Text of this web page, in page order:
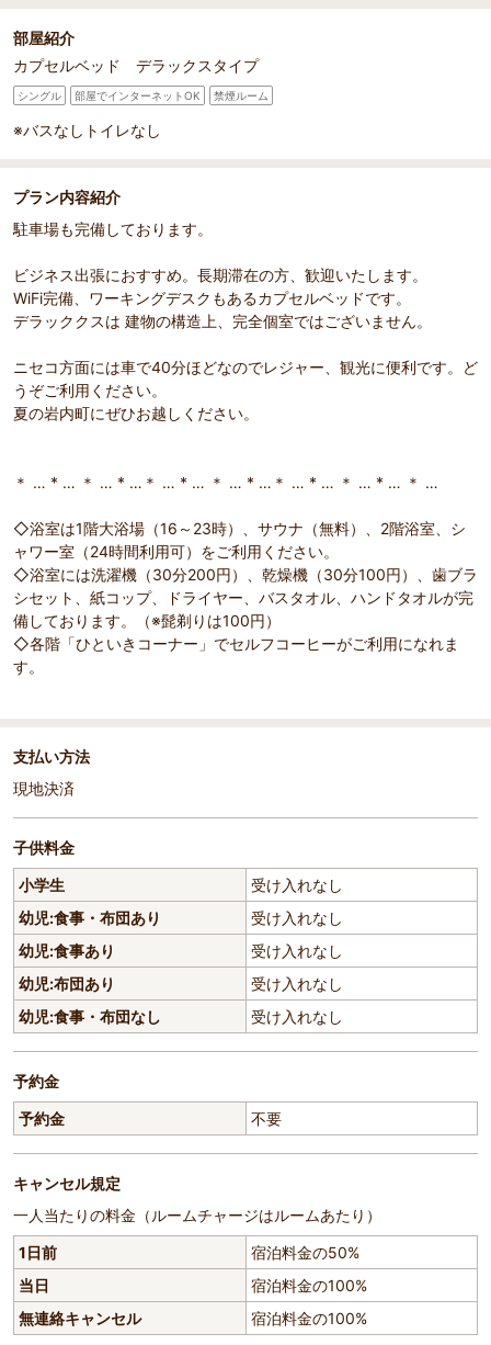
部屋紹介
カプセルベッド デラックスタイプ
シングル 部屋でインターネットOK 禁煙ルーム
※バスなしトイレなし
プラン内容紹介
駐車場も完備しております。
ビジネス出張におすすめ。長期滞在の方、歓迎いたします。
WiFi完備、ワーキングデスクもあるカプセルベッドです。
デラッククスは 建物の構造上、完全個室ではございません。
ニセコ方面には車で40分ほどなのでレジャー、観光に便利です。ど
うぞご利用ください。
夏の岩内町にぜひお越しください。
＊ … * … ＊ … * …＊ … * … ＊ … * …＊ … * … ＊ … * … ＊ …
◇浴室は1階大浴場（16～23時）、サウナ（無料）、2階浴室、シ
ャワー室（24時間利用可）をご利用ください。
◇浴室には洗濯機（30分200円）、乾燥機（30分100円）、歯ブラ
シセット、紙コップ、ドライヤー、バスタオル、ハンドタオルが完
備しております。（※髭剃りは100円）
◇各階「ひといきコーナー」でセルフコーヒーがご利用になれま
す。
支払い方法
現地決済
子供料金
小学生
受け入れなし
幼児:食事・布団あり
受け入れなし
幼児:食事あり
受け入れなし
幼児:布団あり
受け入れなし
幼児:食事・布団なし
受け入れなし
予約金
予約金
不要
キャンセル規定
一人当たりの料金（ルームチャージはルームあたり）
1日前
宿泊料金の50%
当日
宿泊料金の100%
無連絡キャンセル
宿泊料金の100%